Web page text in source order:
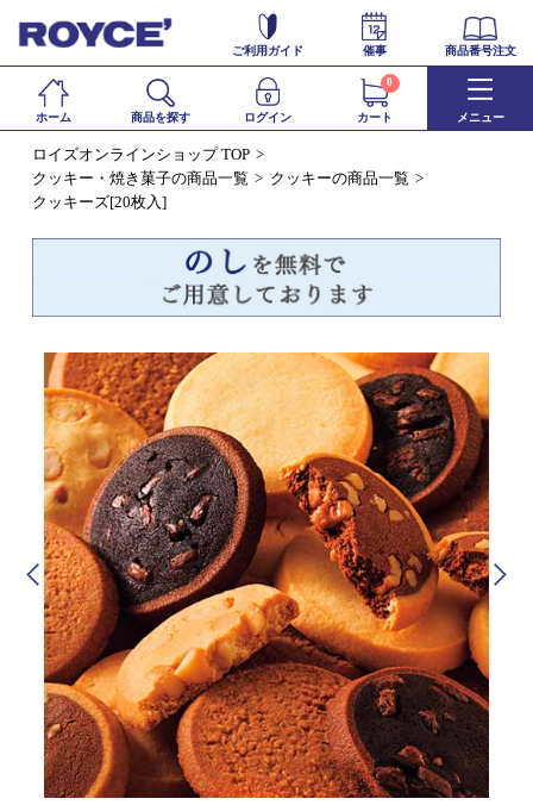
ご利用ガイド 催事 商品番号注文
ホーム 商品を探す ログイン カート
0
メニュー
ロイズオンラインショップ TOP
クッキー・焼き菓子の商品一覧
クッキーの商品一覧
クッキーズ[20枚入]